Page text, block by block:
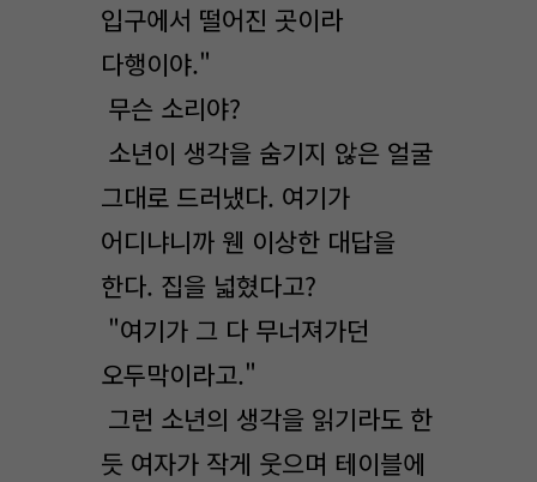
입구에서 떨어진 곳이라
다행이야."
무슨 소리야?
소년이 생각을 숨기지 않은 얼굴
그대로 드러냈다. 여기가
어디냐니까 웬 이상한 대답을
한다. 집을 넓혔다고?
"여기가 그 다 무너져가던
오두막이라고."
그런 소년의 생각을 읽기라도 한
듯 여자가 작게 웃으며 테이블에